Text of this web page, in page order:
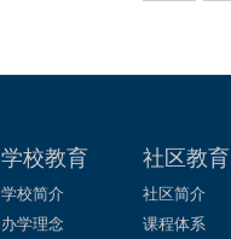
学校教育
学校简介
办学理念
社区教育
社区简介
课程体系